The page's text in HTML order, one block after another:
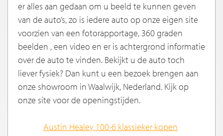
er alles aan gedaan om u beeld te kunnen geven
van de auto’s, zo is iedere auto op onze eigen site
voorzien van een fotorapportage, 360 graden
beelden , een video en er is achtergrond informatie
over de auto te vinden. Bekijkt u de auto toch
liever fysiek? Dan kunt u een bezoek brengen aan
onze showroom in Waalwijk, Nederland. Kijk op
onze site voor de openingstijden.
Austin Healey 100-6 klassieker kopen